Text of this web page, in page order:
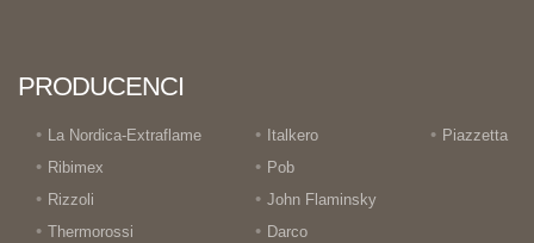
PRODUCENCI
La Nordica-Extraflame
Ribimex
Rizzoli
Thermorossi
Italkero
Pob
John Flaminsky
Darco
Piazzetta